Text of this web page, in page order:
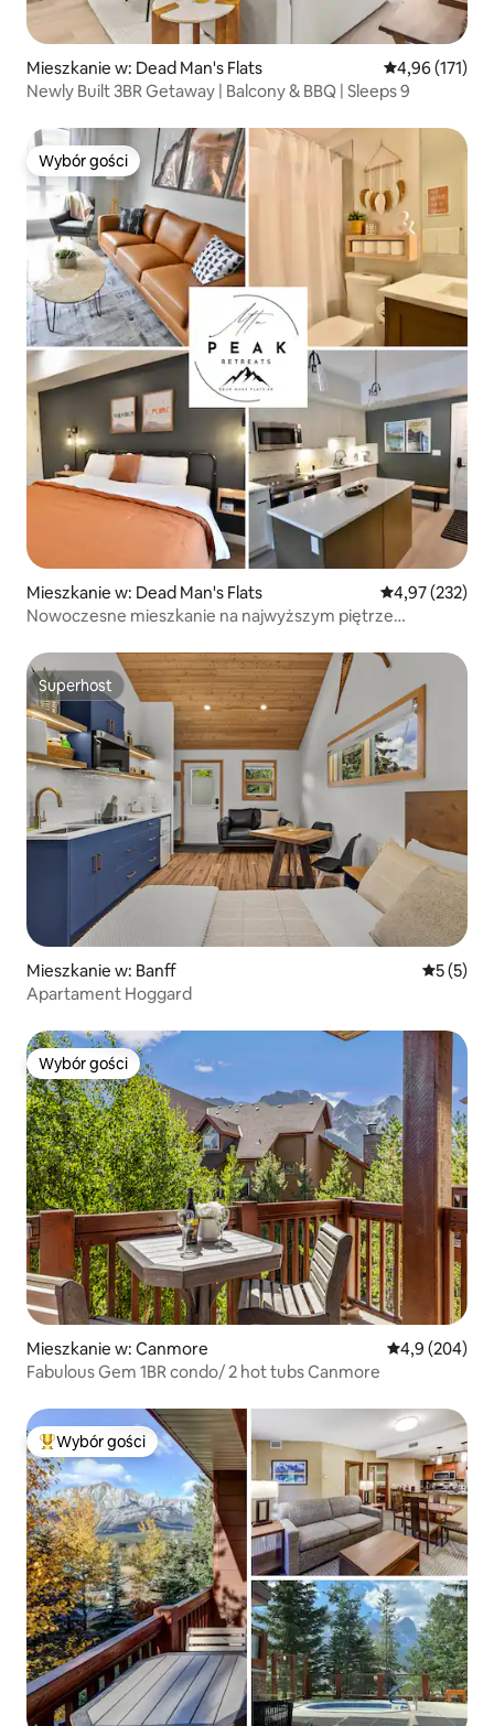
Mieszkanie w: Dead Man's Flats Średnia
4,96 (171)
Newly Built 3BR Getaway | Balcony & BBQ | Sleeps 9
Wybór gości
Wybór gości
Mieszkanie w: Dead Man's Flats Średnia
4,97 (232)
Nowoczesne mieszkanie na najwyższym piętrze
Superhost
Superhost
Mieszkanie w: Banff Średnia
5 (5)
Apartament Hoggard
Wybór gości
Wybór gości
Mieszkanie w: Canmore Średnia
4,9 (204)
Fabulous Gem 1BR condo/ 2 hot tubs Canmore
Najpopularniejsze z kategorii Wybór gości
Wybór gości